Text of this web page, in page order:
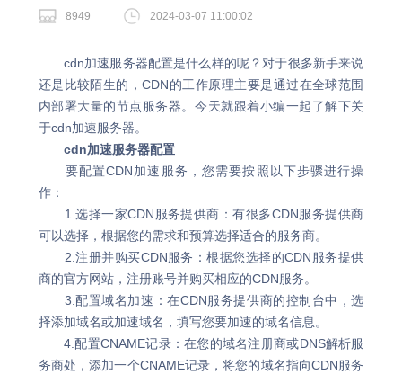
8949 2024-03-07 11:00:02
cdn加速服务器配置是什么样的呢？对于很多新手来说
还是比较陌生的，CDN的工作原理主要是通过在全球范围
内部署大量的节点服务器。今天就跟着小编一起了解下关
于cdn加速服务器。
cdn加速服务器配置
要配置CDN加速服务，您需要按照以下步骤进行操
作：
1.选择一家CDN服务提供商：有很多CDN服务提供商
可以选择，根据您的需求和预算选择适合的服务商。
2.注册并购买CDN服务：根据您选择的CDN服务提供
商的官方网站，注册账号并购买相应的CDN服务。
3.配置域名加速：在CDN服务提供商的控制台中，选
择添加域名或加速域名，填写您要加速的域名信息。
4.配置CNAME记录：在您的域名注册商或DNS解析服
务商处，添加一个CNAME记录，将您的域名指向CDN服务